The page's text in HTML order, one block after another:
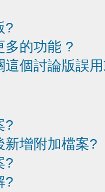
?
多的功能 ?
這個討論版誤
?
新增附加檔案?
?
?